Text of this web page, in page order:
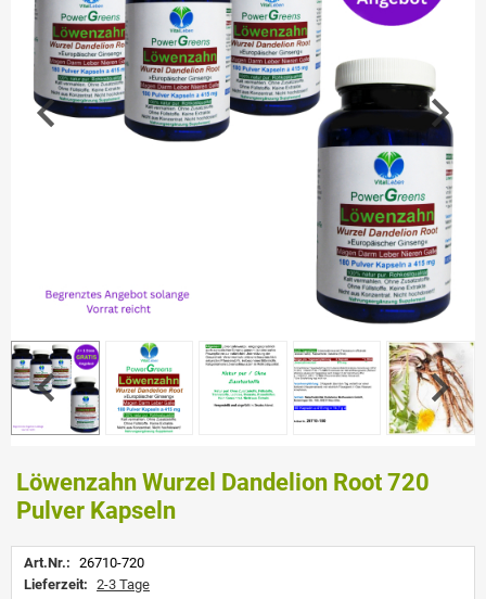
Löwenzahn Wurzel Dandelion Root 720
Pulver Kapseln
Art.Nr.: 26710-720
Lieferzeit: 2-3 Tage